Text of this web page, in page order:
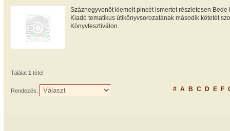
Száznegyvenöt kiemelt pincét ismertet részletesen
Kiadó tematikus útikönyvsorozatának második kötetét
Könyvfesztiválon.
Találat 1 tétel
Rendezés: # A B C D E F